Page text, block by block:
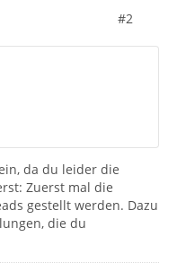
#2
da du leider die
Zuerst mal die
gestellt werden. Dazu
die du